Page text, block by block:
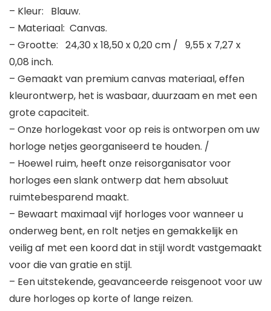
– Kleur: Blauw.
– Materiaal: Canvas.
– Grootte: 24,30 x 18,50 x 0,20 cm / 9,55 x 7,27 x
0,08 inch.
– Gemaakt van premium canvas materiaal, effen
kleurontwerp, het is wasbaar, duurzaam en met een
grote capaciteit.
– Onze horlogekast voor op reis is ontworpen om uw
horloge netjes georganiseerd te houden. /
– Hoewel ruim, heeft onze reisorganisator voor
horloges een slank ontwerp dat hem absoluut
ruimtebesparend maakt.
– Bewaart maximaal vijf horloges voor wanneer u
onderweg bent, en rolt netjes en gemakkelijk en
veilig af met een koord dat in stijl wordt vastgemaakt
voor die van gratie en stijl.
– Een uitstekende, geavanceerde reisgenoot voor uw
dure horloges op korte of lange reizen.